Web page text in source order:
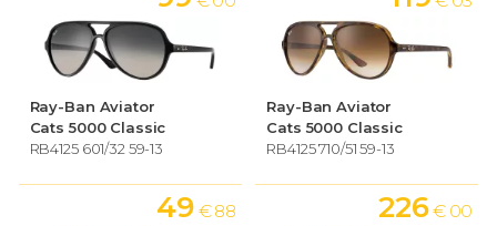
Ray-Ban Aviator
Cats 5000 Classic
RB4125 601/32 59-13
Ray-Ban Aviator
Cats 5000 Classic
RB4125 710/51 59-13
49 € 88 226 € 00